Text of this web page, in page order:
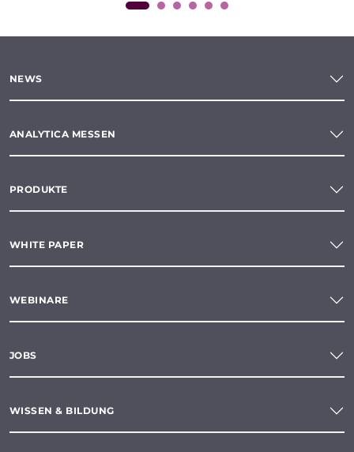
NEWS
ANALYTICA MESSEN
PRODUKTE
WHITE PAPER
WEBINARE
JOBS
WISSEN & BILDUNG